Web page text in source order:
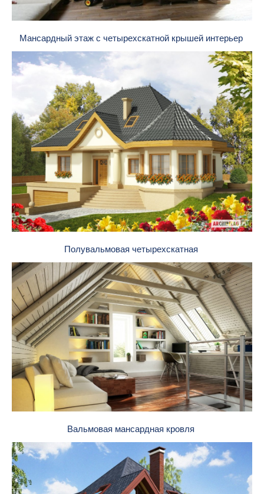
Мансардный этаж с четырехскатной крышей интерьер
Полувальмовая четырехскатная
Вальмовая мансардная кровля